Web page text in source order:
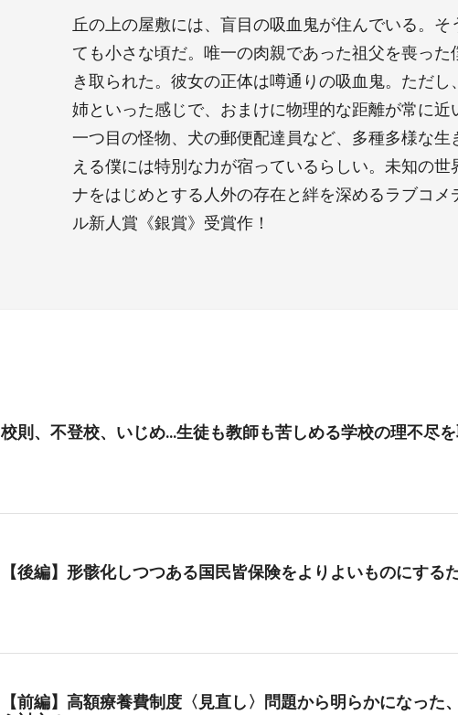
丘の上の屋敷には、盲目の吸血鬼が住んでいる。
ても小さな頃だ。唯一の肉親であった祖父を喪っ
き取られた。彼女の正体は噂通りの吸血鬼。ただ
姉といった感じで、おまけに物理的な距離が常に
一つ目の怪物、犬の郵便配達員など、多種多様な
える僕には特別な力が宿っているらしい。未知の
ナをはじめとする人外の存在と絆を深めるラブコ
ル新人賞《銀賞》受賞作！
校則、不登校、いじめ…生徒も教師も苦しめる学校の理不尽
【後編】形骸化しつつある国民皆保険をよりよいものにする
【前編】高額療養費制度〈見直し〉問題から明らかになった